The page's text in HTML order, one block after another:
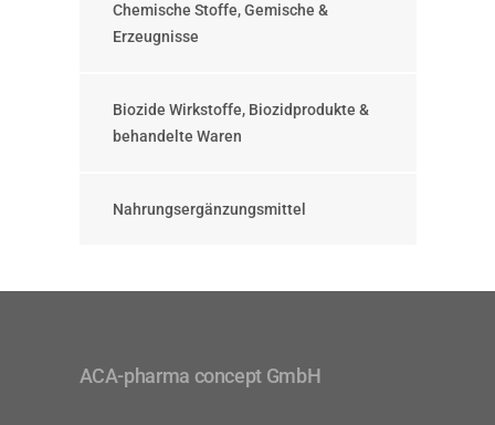
Chemische Stoffe, Gemische &
Erzeugnisse
Biozide Wirkstoffe, Biozidprodukte &
behandelte Waren
Nahrungsergänzungsmittel
ACA-pharma concept GmbH